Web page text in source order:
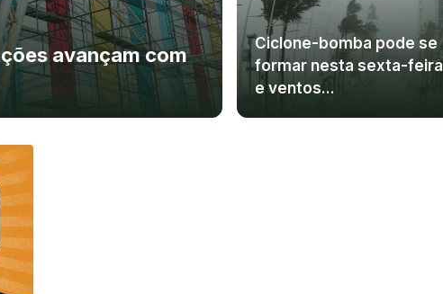
avançam com
Ciclone-bomba pode se
formar nesta sexta-feira
e ventos...